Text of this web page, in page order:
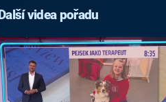
Další videa pořadu